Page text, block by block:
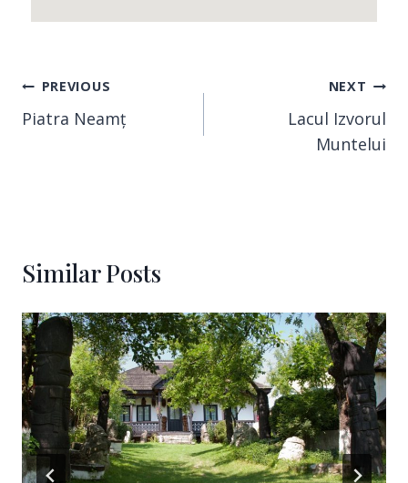
PREVIOUS
Piatra Neamț
NEXT
Lacul Izvorul
Muntelui
Similar Posts